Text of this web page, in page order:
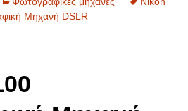
Μηχανή DSLR